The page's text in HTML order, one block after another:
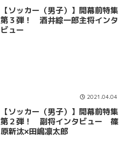
【ソッカー（男子）】開幕前特集
第３弾！ 酒井綜一郎主将インタ
ビュー
2021.04.04
【ソッカー（男子）】開幕前特集
第２弾！ 副将インタビュー 篠
原新汰×田嶋凛太郎